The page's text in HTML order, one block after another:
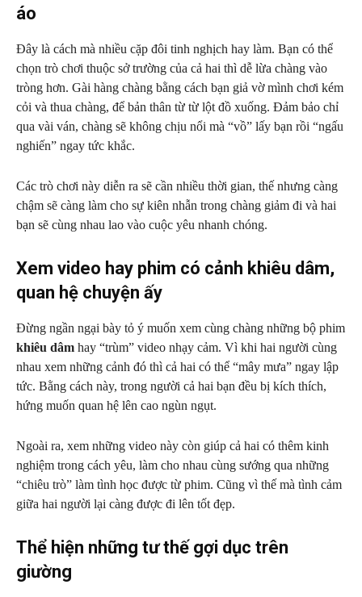
áo
Đây là cách mà nhiều cặp đôi tinh nghịch hay làm. Bạn có thể
chọn trò chơi thuộc sở trường của cả hai thì dễ lừa chàng vào
tròng hơn. Gài hàng chàng bằng cách bạn giả vờ mình chơi kém
cỏi và thua chàng, để bản thân từ từ lột đồ xuống. Đảm bảo chỉ
qua vài ván, chàng sẽ không chịu nổi mà “vồ” lấy bạn rồi “ngấu
nghiến” ngay tức khắc.
Các trò chơi này diễn ra sẽ cần nhiều thời gian, thế nhưng càng
chậm sẽ càng làm cho sự kiên nhẫn trong chàng giảm đi và hai
bạn sẽ cùng nhau lao vào cuộc yêu nhanh chóng.
Xem video hay phim có cảnh khiêu dâm,
quan hệ chuyện ấy
Đừng ngần ngại bày tỏ ý muốn xem cùng chàng những bộ phim
khiêu dâm hay “trùm” video nhạy cảm. Vì khi hai người cùng
nhau xem những cảnh đó thì cả hai có thể “mây mưa” ngay lập
tức. Bằng cách này, trong người cả hai bạn đều bị kích thích,
hứng muốn quan hệ lên cao ngùn ngụt.
Ngoài ra, xem những video này còn giúp cả hai có thêm kinh
nghiệm trong cách yêu, làm cho nhau cùng sướng qua những
“chiêu trò” làm tình học được từ phim. Cũng vì thế mà tình cảm
giữa hai người lại càng được đi lên tốt đẹp.
Thể hiện những tư thế gợi dục trên
giường